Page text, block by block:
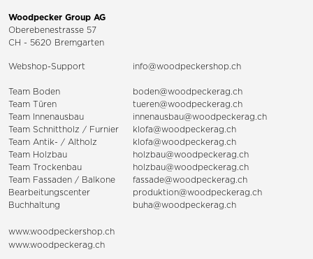
Woodpecker Group AG
Oberebenestrasse 57
CH - 5620 Bremgarten
Webshop-Support info@woodpeckershop.ch
Team Boden
boden@woodpeckerag.ch
Team Türen
tueren@woodpeckerag.ch
Team Innenausbau
innenausbau@woodpeckerag.ch
Team Schnittholz / Furnier
klofa@woodpeckerag.ch
Team Antik- / Altholz
klofa@woodpeckerag.ch
Team Holzbau
holzbau@woodpeckerag.ch
Team Trockenbau
holzbau@woodpeckerag.ch
Team Fassaden / Balkone
fassade@woodpeckerag.ch
Bearbeitungscenter
produktion@woodpeckerag.ch
Buchhaltung
buha@woodpeckerag.ch
www.woodpeckershop.ch
www.woodpeckerag.ch